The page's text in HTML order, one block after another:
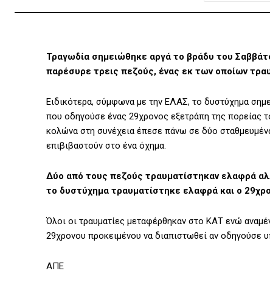
Τραγωδία σημειώθηκε αργά το βράδυ του
παρέσυρε τρεις πεζούς, ένας εκ των οποίων
Ειδικότερα, σύμφωνα με την ΕΛΑΣ, το δυστύχημα
που οδηγούσε ένας 29χρονος εξετράπη της πορείας
κολώνα στη συνέχεια έπεσε πάνω σε δύο
επιβιβαστούν στο ένα όχημα.
Δύο από τους πεζούς τραυματίστηκαν ελαφρά
το δυστύχημα τραυματίστηκε ελαφρά και ο
Όλοι οι τραυματίες μεταφέρθηκαν στο ΚΑΤ ενώ
29χρονου προκειμένου να διαπιστωθεί αν οδηγούσε
ΑΠΕ